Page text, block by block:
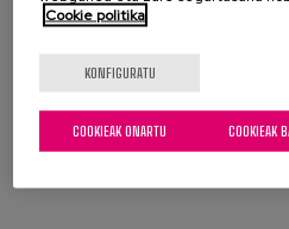
COOKIE
Cookie politika
KONFIGURATU
COOKIEAK
COOKIEAK ONARTU